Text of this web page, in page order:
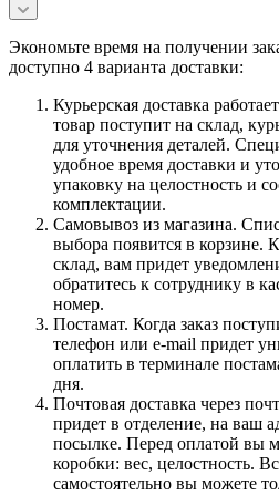
Экономьте время на получении
доступно 4 варианта доставки:
Курьерская доставка
товар поступит на склад,
для уточнения деталей.
удобное время доставки и
упаковку на целостность и
комплектации.
Самовывоз из магазина.
выбора появится в корзине.
склад, вам придет
обратитесь к сотруднику в
номер.
Постамат. Когда заказ
телефон или e-mail придет
оплатить в терминале
дня.
Почтовая доставка через
придет в отделение, на ваш
посылке. Перед оплатой вы
коробки: вес, целостность.
самостоятельно вы можете